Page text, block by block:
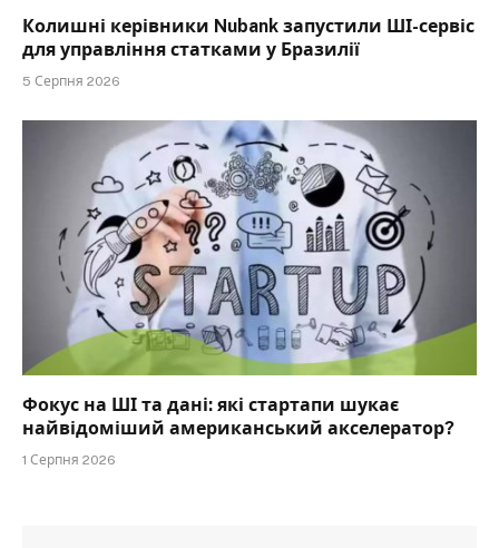
Колишні керівники Nubank запустили ШІ-сервіс
для управління статками у Бразилії
5 Серпня 2026
Фокус на ШІ та дані: які стартапи шукає
найвідоміший американський акселератор?
1 Серпня 2026